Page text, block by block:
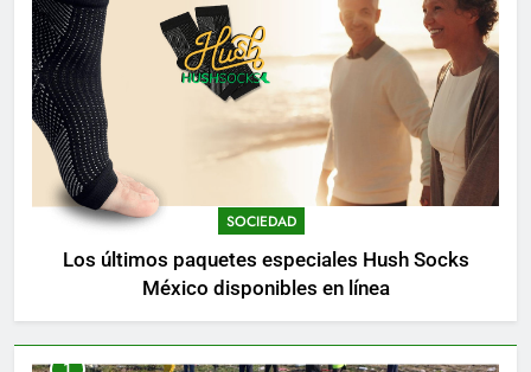
SOCIEDAD
Los últimos paquetes especiales Hush Socks
México disponibles en línea